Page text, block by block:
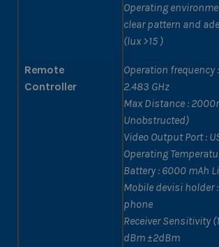
Operating
clear pattern and
(lux >15 )
Remote
Controller
Operation frequency
2.483 GHz
Max Distance :
Unobstructed)
Video Output Port :
Operating
Battery : 6000 mAh
Mobile devisi holder
phone
Receiver Sensitivity
dBm ±2dBm